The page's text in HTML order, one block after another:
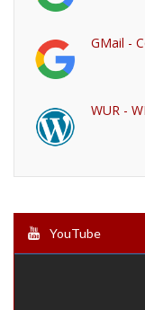
GMail -
WUR -
YouTube